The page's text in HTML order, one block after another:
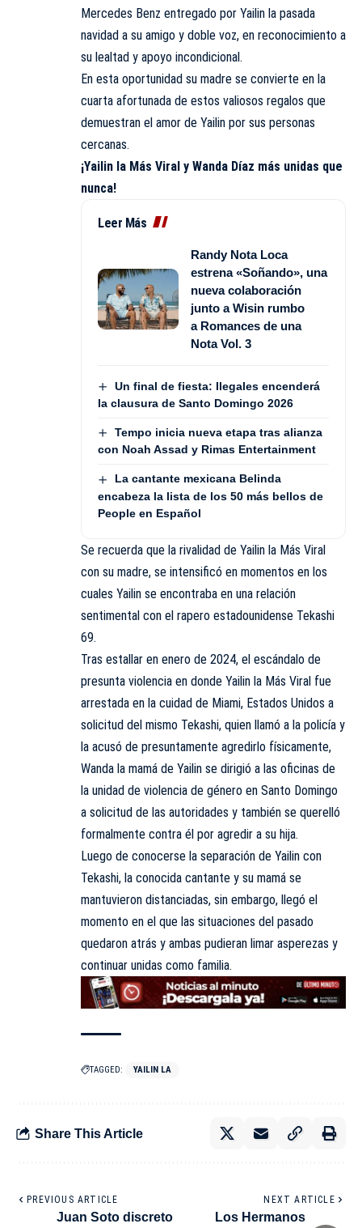
Mercedes Benz entregado por Yailin la pasada
navidad a su amigo y doble voz, en reconocimiento a
su lealtad y apoyo incondicional.
En esta oportunidad su madre se convierte en la
cuarta afortunada de estos valiosos regalos que
demuestran el amor de Yailin por sus personas
cercanas.
¡Yailin la Más Viral y Wanda Díaz más unidas que
nunca!
Leer Más
Randy Nota Loca
estrena «Soñando», una
nueva colaboración
junto a Wisin rumbo
a Romances de una
Nota Vol. 3
Un final de fiesta: Ilegales encenderá
la clausura de Santo Domingo 2026
Tempo inicia nueva etapa tras alianza
con Noah Assad y Rimas Entertainment
La cantante mexicana Belinda
encabeza la lista de los 50 más bellos de
People en Español
Se recuerda que la rivalidad de Yailin la Más Viral
con su madre, se intensificó en momentos en los
cuales Yailin se encontraba en una relación
sentimental con el rapero estadounidense Tekashi
69.
Tras estallar en enero de 2024, el escándalo de
presunta violencia en donde Yailin la Más Viral fue
arrestada en la cuidad de Miami, Estados Unidos a
solicitud del mismo Tekashi, quien llamó a la policía y
la acusó de presuntamente agredirlo físicamente,
Wanda la mamá de Yailin se dirigió a las oficinas de
la unidad de violencia de género en Santo Domingo
a solicitud de las autoridades y también se querelló
formalmente contra él por agredir a su hija.
Luego de conocerse la separación de Yailin con
Tekashi, la conocida cantante y su mamá se
mantuvieron distanciadas, sin embargo, llegó el
momento en el que las situaciones del pasado
quedaron atrás y ambas pudieran limar asperezas y
continuar unidas como familia.
TAGGED: YAILIN LA
Share This Article
PREVIOUS ARTICLE
Juan Soto discreto
NEXT ARTICLE
Los Hermanos